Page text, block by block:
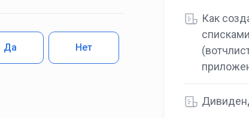
Нет
Да
Как